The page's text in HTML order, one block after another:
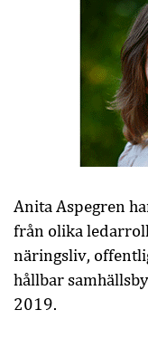
Anita Aspegren
från olika
näringsliv,
hållbar
2019.